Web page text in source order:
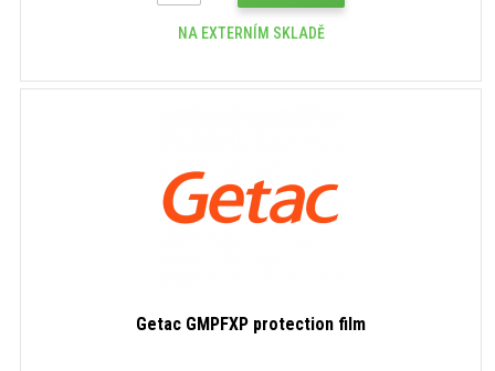
NA EXTERNÍM SKLADĚ
Getac GMPFXP protection film